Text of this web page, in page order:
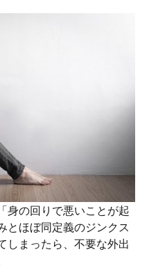
身の回りで悪いことが起
とほぼ同定義のジンクス
しまったら、不要な外出